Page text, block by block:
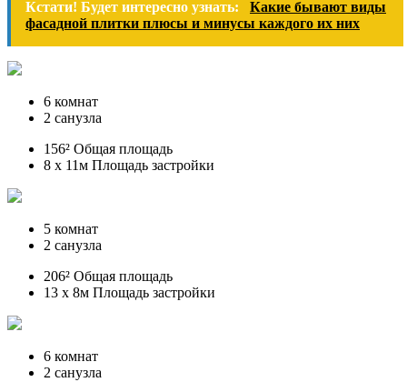
Кстати! Будет интересно узнать:
Какие бывают виды
фасадной плитки плюсы и минусы каждого их них
6 комнат
2 санузла
156² Общая площадь
8 x 11м Площадь застройки
5 комнат
2 санузла
206² Общая площадь
13 x 8м Площадь застройки
6 комнат
2 санузла